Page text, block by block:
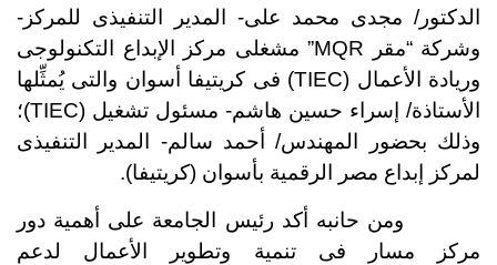
الدكتور/ مجدى محمد على- المدير التنفيذى للمركز-
وشركة “مقر MQR” مشغلى مركز الإبداع التكنولوجى
وريادة الأعمال (TIEC) فى كريتيفا أسوان والتى يُمثِّلها
الأستاذة/ إسراء حسين هاشم- مسئول تشغيل (TIEC)؛
وذلك بحضور المهندس/ أحمد سالم- المدير التنفيذى
لمركز إبداع مصر الرقمية بأسوان (كريتيفا).
ومن حانبه أكد رئيس الجامعة على أهمية دور
مركز مسار فى تنمية وتطوير الأعمال لدعم